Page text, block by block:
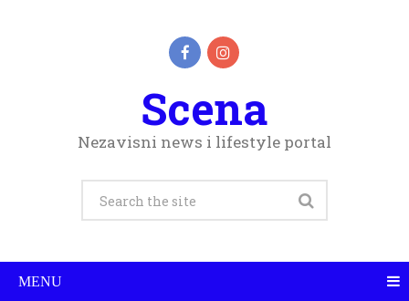
Scena
Nezavisni news i lifestyle portal
MENU